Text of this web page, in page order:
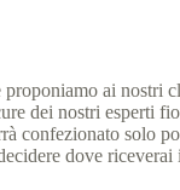
proponiamo ai nostri
dei nostri esperti
confezionato solo
dove riceverai